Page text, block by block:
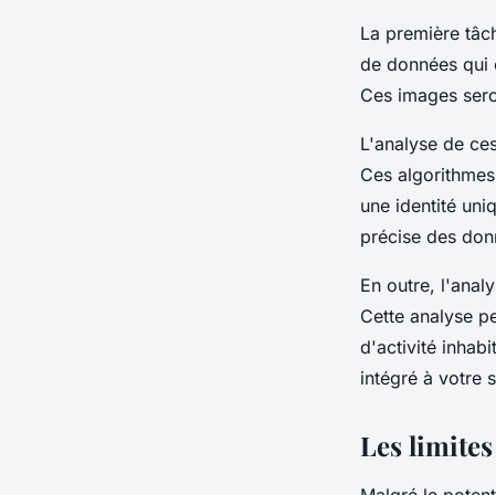
La première
de données qui
Ces images
L'analyse de
Ces
une identité
précise des
En outre,
Cette analyse
d'activité
intégré à votre
Les